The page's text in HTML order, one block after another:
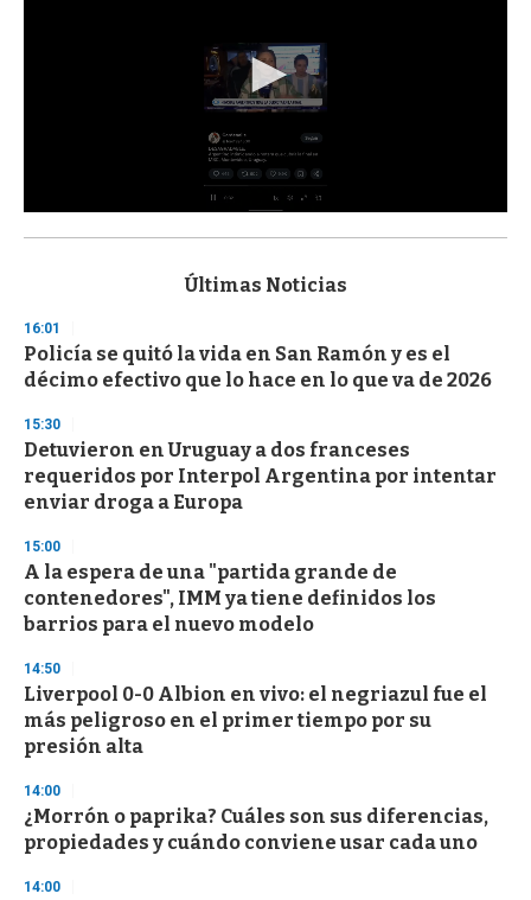
s
d
s
o
f
3
s
c
o
d
s
Últimas Noticias
16:01
Policía se quitó la vida en San Ramón y es el
décimo efectivo que lo hace en lo que va de 2026
15:30
Detuvieron en Uruguay a dos franceses
requeridos por Interpol Argentina por intentar
enviar droga a Europa
15:00
A la espera de una "partida grande de
contenedores", IMM ya tiene definidos los
barrios para el nuevo modelo
14:50
Liverpool 0-0 Albion en vivo: el negriazul fue el
más peligroso en el primer tiempo por su
presión alta
14:00
¿Morrón o paprika? Cuáles son sus diferencias,
propiedades y cuándo conviene usar cada uno
14:00